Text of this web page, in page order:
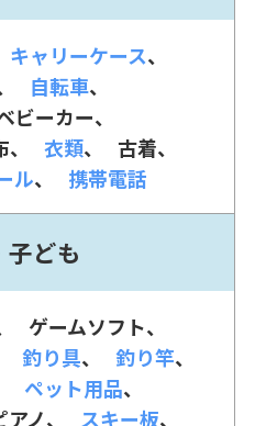
キャリーケース
自転車
ビーカー
衣類
古着
ル 携帯電話
子ども
ゲームソフト
釣り具
釣り竿
ペット用品
アノ スキー板